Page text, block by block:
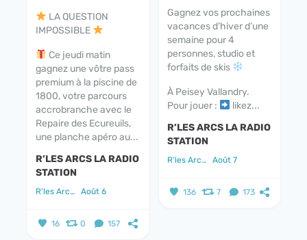
Gagnez vos prochaines
vacances d’hiver d’une
semaine pour 4
personnes, studio et
forfaits de skis
À Peisey Vallandry.
Pour jouer :
likez...
R’LES ARCS LA RADIO
STATION
R’les Arcs la radio station Août 7
136 7 173
LA QUESTION
IMPOSSIBLE
Ce jeudi matin
gagnez une vôtre pass
premium à la piscine de
1800, votre parcours
accrobranche avec le
Repaire des Ecureuils,
une planche apéro au...
R’LES ARCS LA RADIO
STATION
R’les Arcs la radio station Août 6
16 0 157